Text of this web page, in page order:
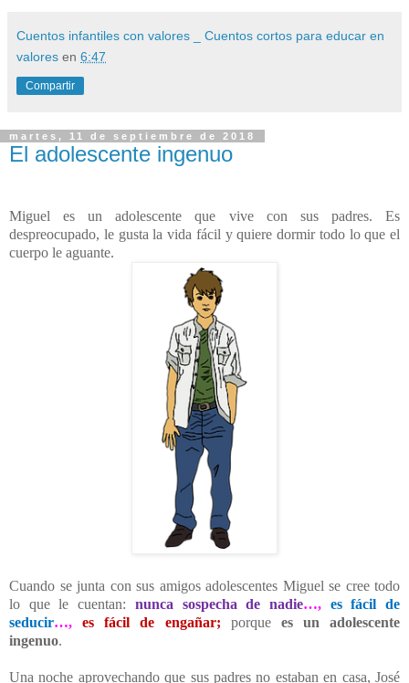
Cuentos infantiles con valores _ Cuentos cortos para educar en
valores en 6:47
Compartir
martes, 11 de septiembre de 2018
El adolescente ingenuo
Miguel es un adolescente que vive con sus padres. Es
despreocupado, le gusta la vida fácil y quiere dormir todo lo que el
cuerpo le aguante.
Cuando se junta con sus amigos adolescentes Miguel se cree todo
lo que le cuentan: nunca sospecha de nadie…, es fácil de
seducir…,es fácil de engañar; porque es un adolescente
ingenuo.
Una noche aprovechando que sus padres no estaban en casa, José